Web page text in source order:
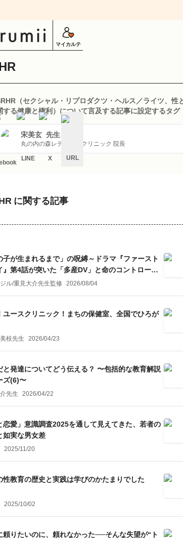
マイカルテ
（セクシャル・リプロダクツ・ヘルス／ライツ、性
する健康と権利）について言及する記事に設定するタグ
宋美玄 先生
丸の内の森レディースクリニック 院長
に関する記事
子が生まれるまで」の呪縛～ドラマ『ファースト
』第4話が突いた「多産DV」と命のコントロール
ル/重見大介先生監修 2026/08/04
ユースクリニック！まちの保健室、全国でひろが
枝先生 2026/04/23
と発達についてどう伝える？ 〜包括的な教育解説
ズ(6)〜
先生 2026/04/22
恋愛」意識調査2025を通して見えてきた、若者の
如実な男女差
2025/11/20
性教育の歴史と実践は学びのかたまりでした
2025/10/02
頼りたいのに、頼れなかった──そんな失望が“ト
LINE X URL